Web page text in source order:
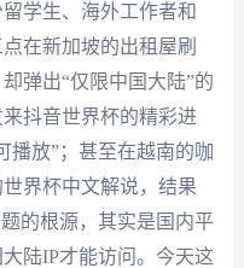
学生、海外工作者和
在新加坡的出租屋刷
弹出“仅限中国大陆”的
抖音世界杯的精彩进
播放”；甚至在越南的咖
界杯中文解说，结果
的根源，其实是国内平
陆IP才能访问。今天这